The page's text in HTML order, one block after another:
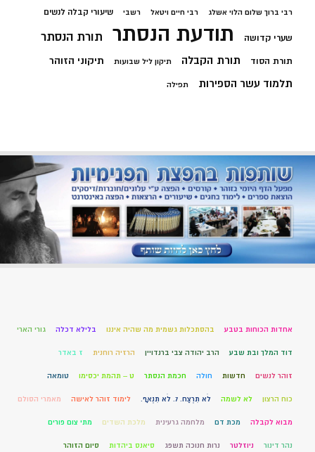
רבי ברוך שלום הלוי אשלג רבי חיים ויטאל רשבי שיעורי קבלה לנשים
שערי קדושה תודעת הנסתר תורת הנסתר
תורת הסוד תורת הקבלה תיקון ליל שבועות תיקוני הזוהר
תלמוד עשר הספירות תפילה
אחדות הכוחות בטבע בהסתכלות גשמית מה שהיה איננו בלילא דכלה גורי הארי
דוד המלך ובת שבע הרב יהודה צבי ברנדויין הרזיה רוחנית ז באדר
זוהר לנשים חדשות חולה חכמת הנסתר ט – תהמת יכסימו טומאה
כוח הרצון לא לשמה לֹא תִרְצַח. 7. לֹא תִנְאָף. לימוד זוהר לאישה מאמרי הסולם
מבוא לקבלה מכת דם מלחמה גרעינית מלכת השדים מתי צום פורים
נהר דינור ניוזלטר נרות חנוכה תשפג סיאנס ביהדות סיום הזוהר